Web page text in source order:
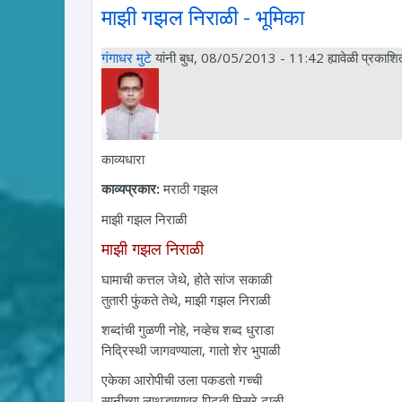
माझी गझल निराळी - भूमिका
गंगाधर मुटेयांनी बुध, 08/05/2013 - 11:42 ह्यावेळी
काव्यधारा
काव्यप्रकार:मराठी गझल
माझी गझल निराळी
माझी गझल निराळी
घामाची कत्तल जेथे, होते सांज सकाळी
तुतारी फुंकते तेथे, माझी गझल निराळी
शब्दांची गुळणी नोहे, नव्हेच शब्द धुराडा
निद्रिस्थी जागवण्याला, गातो शेर भुपाळी
एकेका आरोपीची उला पकडतो गच्ची